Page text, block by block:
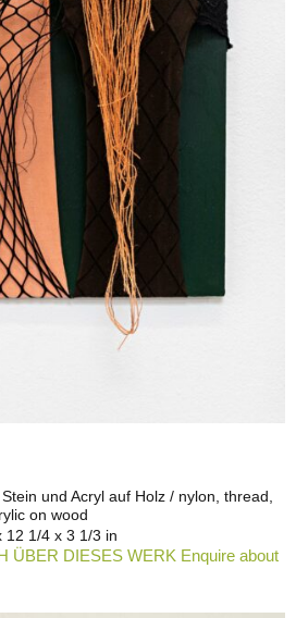
und Acryl auf Holz / nylon, thread,
on wood
12 1/4 x 3 1/3 in
ÜBER DIESES WERK Enquire about